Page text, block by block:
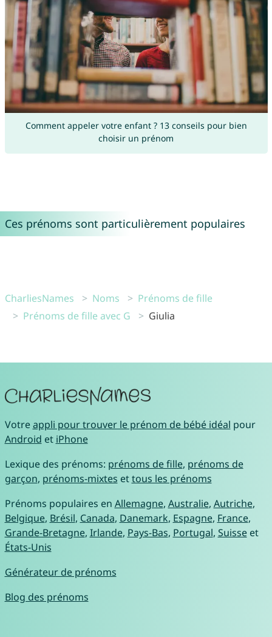
Comment appeler votre enfant ? 13 conseils pour bien
choisir un prénom
Ces prénoms sont particulièrement populaires
CharliesNames Noms
Prénoms de fille
Prénoms de fille avec G
Giulia
Votreappli pour trouver le prénom de bébé idéal pour
Android et iPhone
Lexique des prénoms: prénoms de fille, prénoms de
garçon, prénoms-mixtes ettous les prénoms
Prénoms populaires en Allemagne, Australie, Autriche,
Belgique, Brésil, Canada, Danemark, Espagne, France,
Grande-Bretagne, Irlande, Pays-Bas, Portugal, Suisseet
États-Unis
Générateur de prénoms
Blog des prénoms